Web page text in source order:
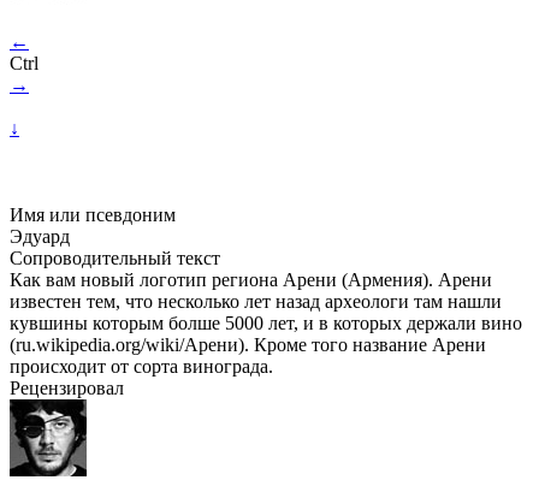
←
Ctrl
→
↓
Имя или псевдоним
Эдуард
Сопроводительный текст
Как вам новый логотип региона Арени (Армения). Арени
известен тем, что несколько лет назад археологи там нашли
кувшины которым болше 5000 лет, и в которых держали вино
(ru.wikipedia.org/wiki/Арени). Кроме того название Арени
происходит от сорта винограда.
Рецензировал